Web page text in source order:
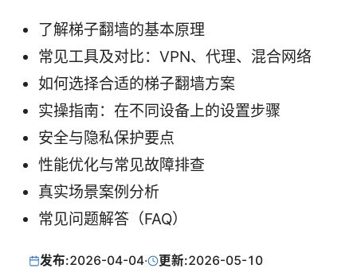
了解梯子翻墙的基本原理
常见工具及对比：VPN、代理、混合网络
如何选择合适的梯子翻墙方案
实操指南：在不同设备上的设置步骤
安全与隐私保护要点
性能优化与常见故障排查
真实场景案例分析
常见问题解答（FAQ）
发布:2026-04-04· 更新:2026-05-10